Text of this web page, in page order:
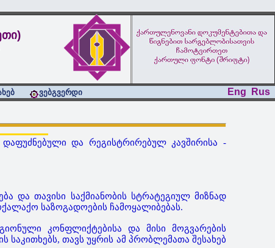
ვებგვერდი Eng Rus
და რეგისტრირებულ კავშირისა -
და თავისი საქმიანობის სტრატეგიულ მიზნად
საზოგადოების ჩამოყალიბებას.
კონფლიქტებისა და მისი მოგვარების
თავს უყრის ამ პრობლემათა შესახებ